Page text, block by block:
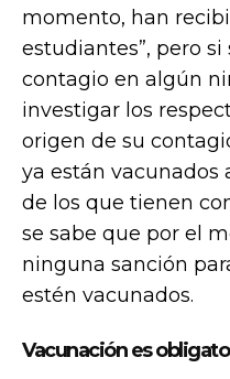
momento, han
estudiantes”, pero
contagio en algún
investigar los
origen de su
ya están vacunados
de los que tienen
se sabe que por el
ninguna sanción
estén vacunados.
Vacunación es